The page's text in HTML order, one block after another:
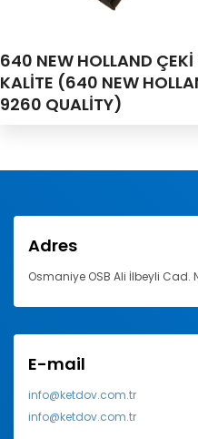
640 NEW HOLLAND
KALİTE (640 NEW
9260 QUALİTY)
Adres
Osmaniye OSB Ali İlbeyli
E-mail
info@ketdov.com.tr
info@ketdov.com.tr